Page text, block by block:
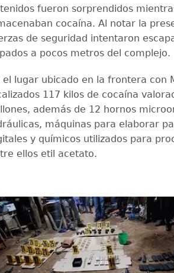
fueron sorprendidos
cocaína. Al notar la
de seguridad intentaron
a pocos metros del complejo.
el lugar ubicado en la frontera con
117 kilos de cocaína
además de 12 hornos
máquinas para elaborar
y químicos utilizados para
ellos etil acetato.